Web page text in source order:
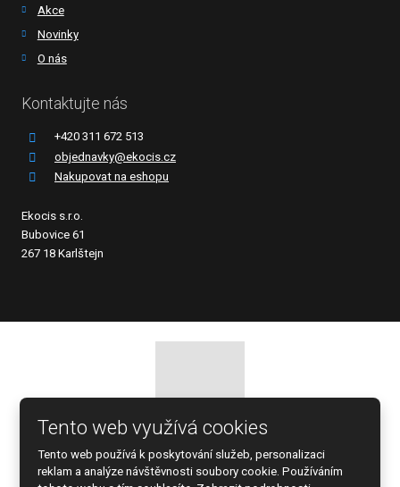
Akce
Novinky
O nás
Kontaktujte nás
+420 311 672 513
objednavky@ekocis.cz
Nakupovat na eshopu
Ekocis s.r.o.
Bubovice 61
267 18 Karlštejn
© 2026 EKOCIS, spol. s r.o., vytvořila eBRÁNA s.r.o.
Mapa stránek
Podmínky použití
Tento web využívá cookies
Tento web používá k poskytování služeb, personalizaci
reklam a analýze návštěvnosti soubory cookie. Používáním